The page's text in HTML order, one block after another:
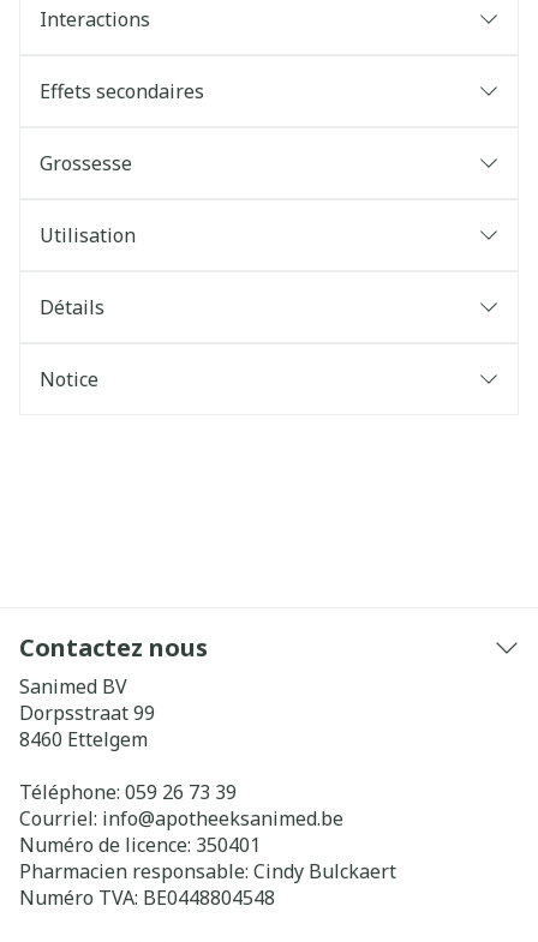
Interactions
Effets secondaires
Grossesse
Utilisation
Détails
Notice
Contactez nous
Sanimed BV
Dorpsstraat 99
8460 Ettelgem
Téléphone: 059 26 73 39
Courriel: info@apotheeksanimed.be
Numéro de licence: 350401
Pharmacien responsable: Cindy Bulckaert
Numéro TVA: BE0448804548